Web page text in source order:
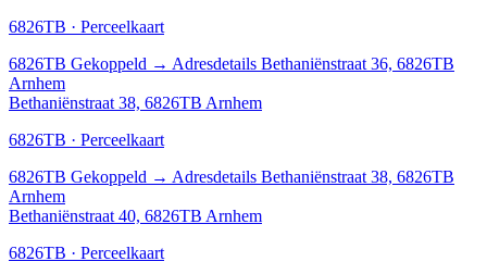
6826TB · Perceelkaart
6826TB Gekoppeld → Adresdetails Bethaniënstraat 36, 6826TB
Arnhem
Bethaniënstraat 38, 6826TB Arnhem
6826TB · Perceelkaart
6826TB Gekoppeld → Adresdetails Bethaniënstraat 38, 6826TB
Arnhem
Bethaniënstraat 40, 6826TB Arnhem
6826TB · Perceelkaart